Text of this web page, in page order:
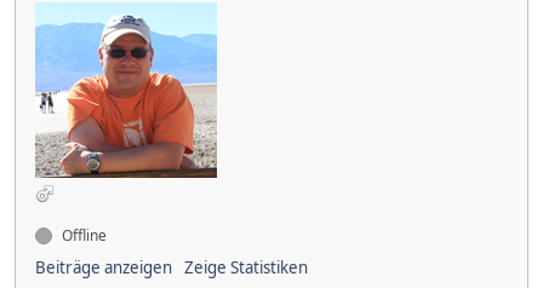
Offline
Beiträge anzeigen Zeige Statistiken